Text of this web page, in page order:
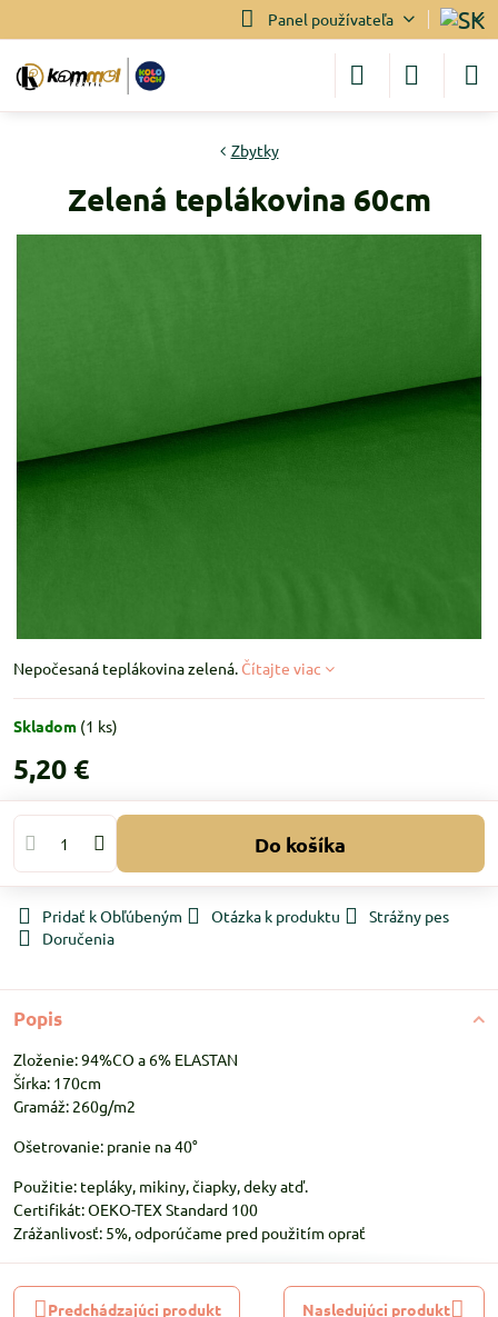
Panel používateľa
Zbytky
Zelená teplákovina 60cm
Nepočesaná teplákovina zelená. Čítajte viac
Skladom (1 ks)
5,20 €
Do košíka
Pridať k Obľúbeným Otázka k produktu
Strážny pes
Doručenia
Popis
Zloženie: 94%CO a 6% ELASTAN
Šírka: 170cm
Gramáž: 260g/m2
Ošetrovanie: pranie na 40°
Použitie: tepláky, mikiny, čiapky, deky atď.
Certifikát: OEKO-TEX Standard 100
Zrážanlivosť: 5%, odporúčame pred použitím oprať
Predchádzajúci produkt Nasledujúci produkt